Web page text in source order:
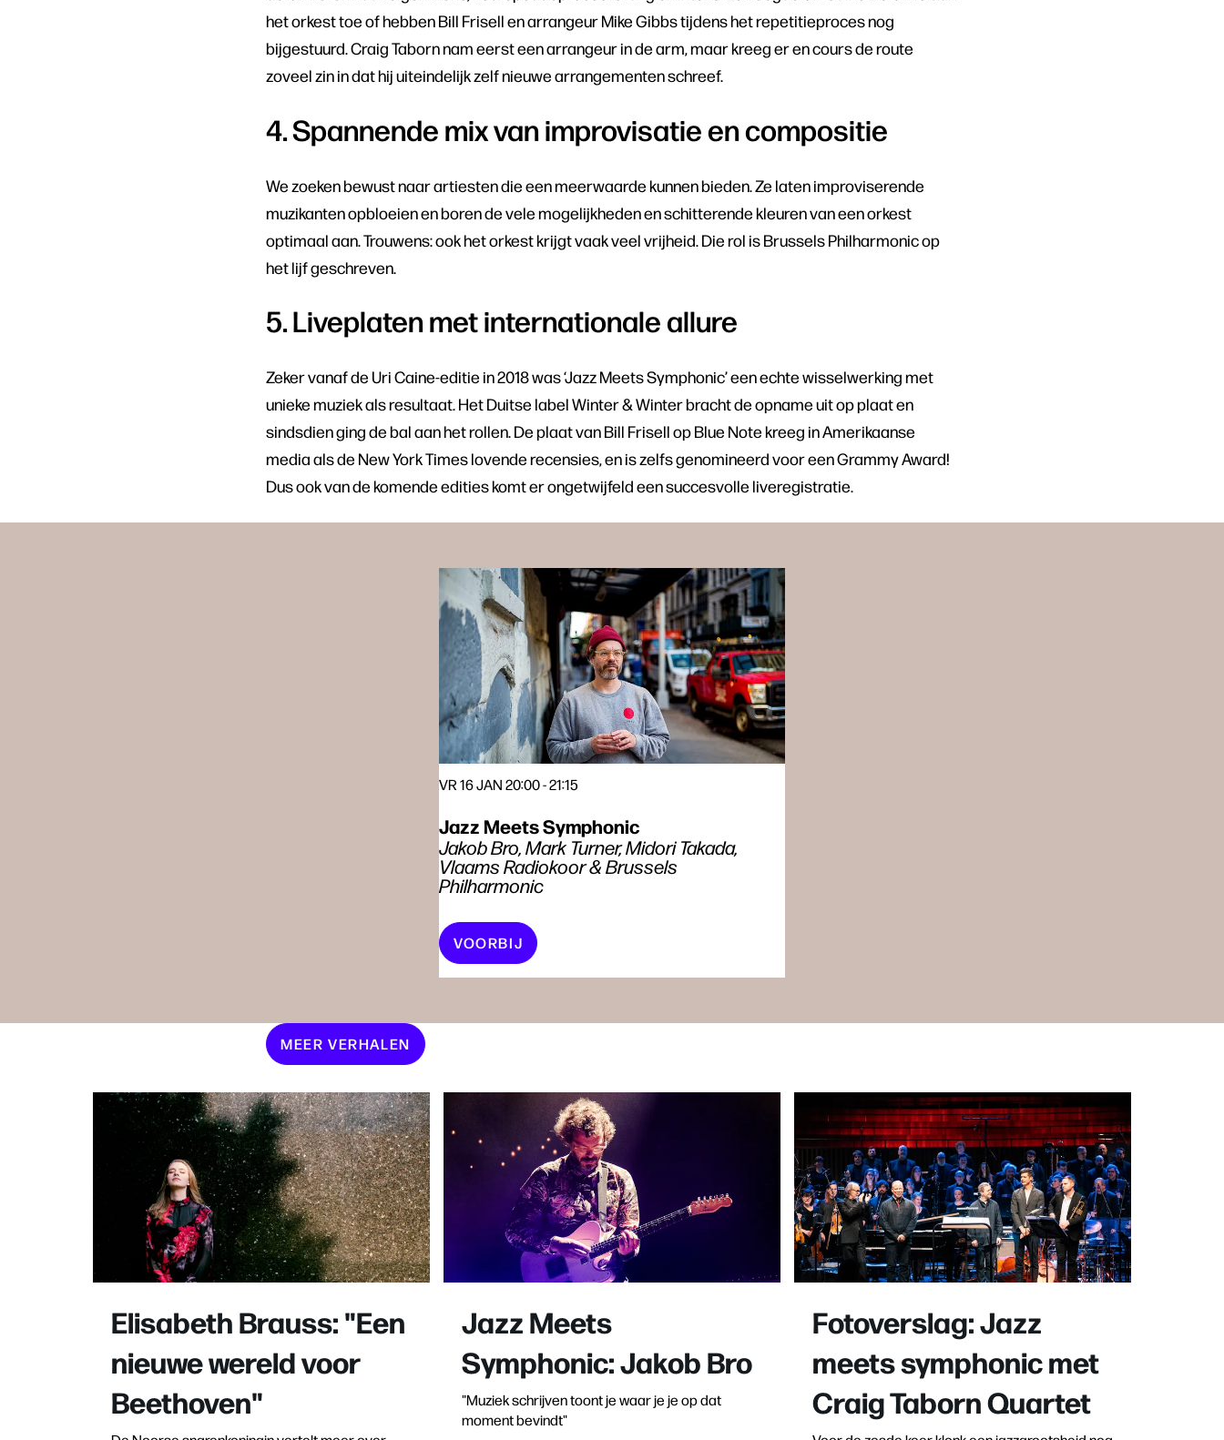
het orkest toe of hebben Bill Frisell en arrangeur Mike Gibbs tijdens het repetitieproces nog
bijgestuurd. Craig Taborn nam eerst een arrangeur in de arm, maar kreeg er en cours de route
zoveel zin in dat hij uiteindelijk zelf nieuwe arrangementen schreef.
4. Spannende mix van improvisatie en compositie
We zoeken bewust naar artiesten die een meerwaarde kunnen bieden. Ze laten improviserende
muzikanten opbloeien en boren de vele mogelijkheden en schitterende kleuren van een orkest
optimaal aan. Trouwens: ook het orkest krijgt vaak veel vrijheid. Die rol is Brussels Philharmonic op
het lijf geschreven.
5. Liveplaten met internationale allure
Zeker vanaf de Uri Caine-editie in 2018 was ‘Jazz Meets Symphonic’ een echte wisselwerking met
unieke muziek als resultaat. Het Duitse label Winter & Winter bracht de opname uit op plaat en
sindsdien ging de bal aan het rollen. De plaat van Bill Frisell op Blue Note kreeg in Amerikaanse
media als de New York Times lovende recensies, en is zelfs genomineerd voor een Grammy Award!
Dus ook van de komende edities komt er ongetwijfeld een succesvolle liveregistratie.
Jazz Meets Symphonic
Jakob Bro, Mark Turner, Midori Takada,
Vlaams Radiokoor & Brussels
Philharmonic
VR 16 JAN20:00 - 21:15
VOORBIJ
MEER VERHALEN
Elisabeth Brauss: "Een
nieuwe wereld voor
Beethoven"
Jazz Meets
Symphonic: Jakob Bro
"Muziek schrijven toont je waar je je op dat
moment bevindt"
Fotoverslag: Jazz
meets symphonic met
Craig Taborn Quartet